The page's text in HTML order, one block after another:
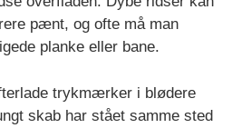
pænt, og ofte må man
planke eller bane.
trykmærker i blødere
skab har stået samme sted